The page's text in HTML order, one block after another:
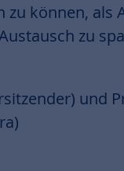
können, als
zu
und